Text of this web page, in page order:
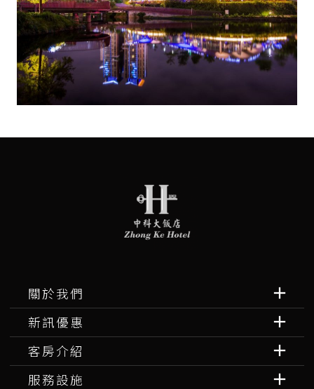
關於我們
新訊優惠
客房介紹
服務設施